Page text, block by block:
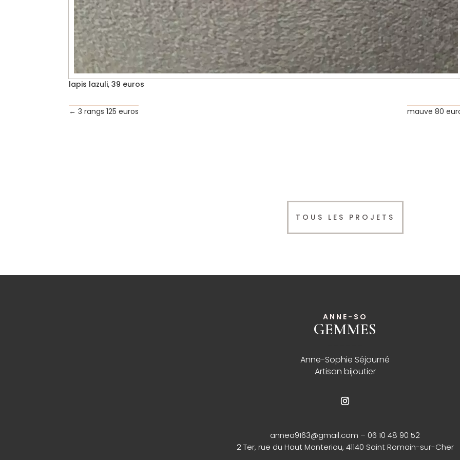
lapis lazuli, 39 euros
←3 rangs 125 euros mauve 80
TOUS LES PROJETS
ANNE-SO
GEMMES
Anne-Sophie Séjourné
Artisan bijoutier
annea9163@gmail.com – 06 10 48 90 52
2 Ter, rue du Haut Monteriou, 41140 Saint Romain-sur-Cher